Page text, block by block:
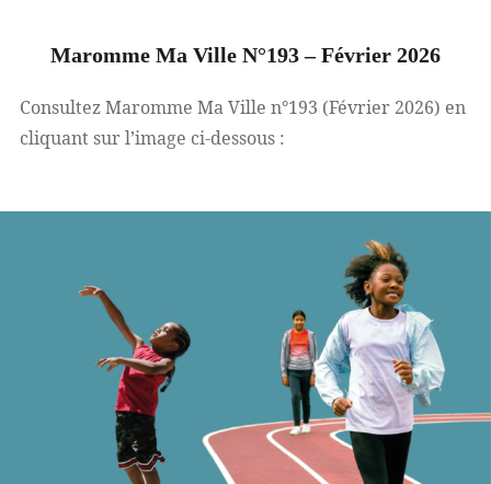
Maromme Ma Ville N°193 – Février 2026
Consultez Maromme Ma Ville n°193 (Février 2026) en
cliquant sur l’image ci-dessous :